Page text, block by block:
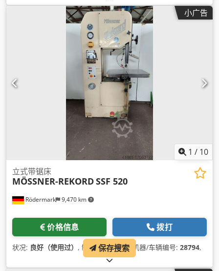
小广告
1 / 10
Rödermark 9,470 km
立式带锯床
MÖSSNER-REKORDSSF 520
价格信息 拨打
状况: 良好（使用过） , 制造年份:1993, 机器/车辆编号: 28794,
保存搜索